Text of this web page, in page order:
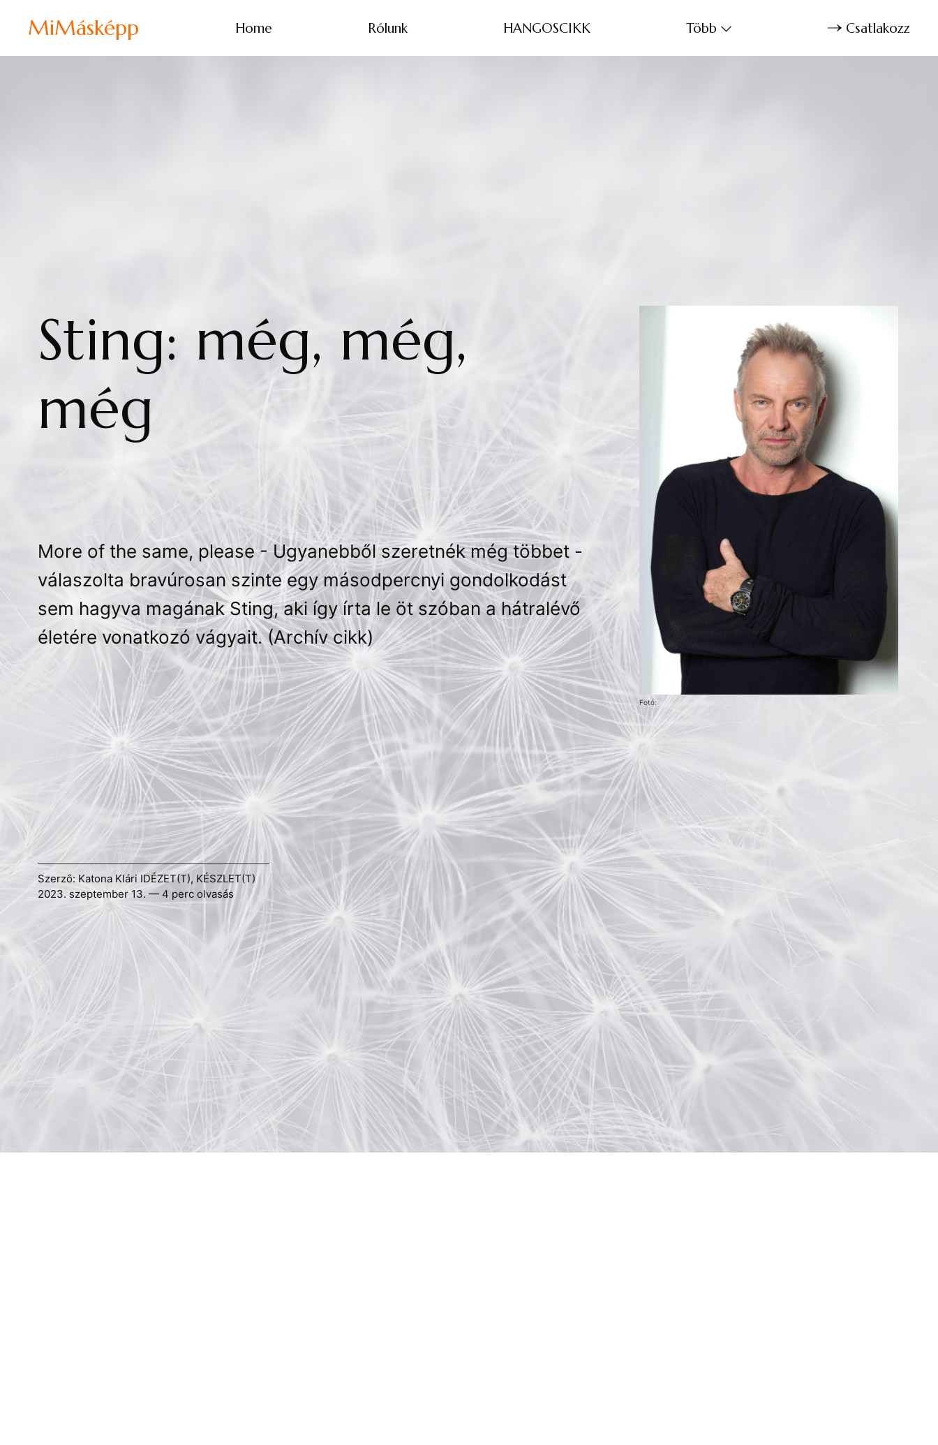
MiMásképp Home Rólunk HANGOSCIKK Több Csatlakozz
Sting: még, még,
még
More of the same, please - Ugyanebből szeretnék még többet -
válaszolta bravúrosan szinte egy másodpercnyi gondolkodást
sem hagyva magának Sting, aki így írta le öt szóban a hátralévő
életére vonatkozó vágyait. (Archív cikk)
Szerző: Katona Klári IDÉZET(T), KÉSZLET(T)
2023. szeptember 13. — 4 perc olvasás
Fotó: